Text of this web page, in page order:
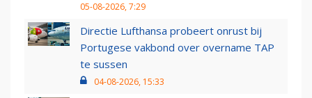
05-08-2026, 7:29
Directie Lufthansa probeert onrust bij
Portugese vakbond over overname TAP
te sussen
04-08-2026, 15:33